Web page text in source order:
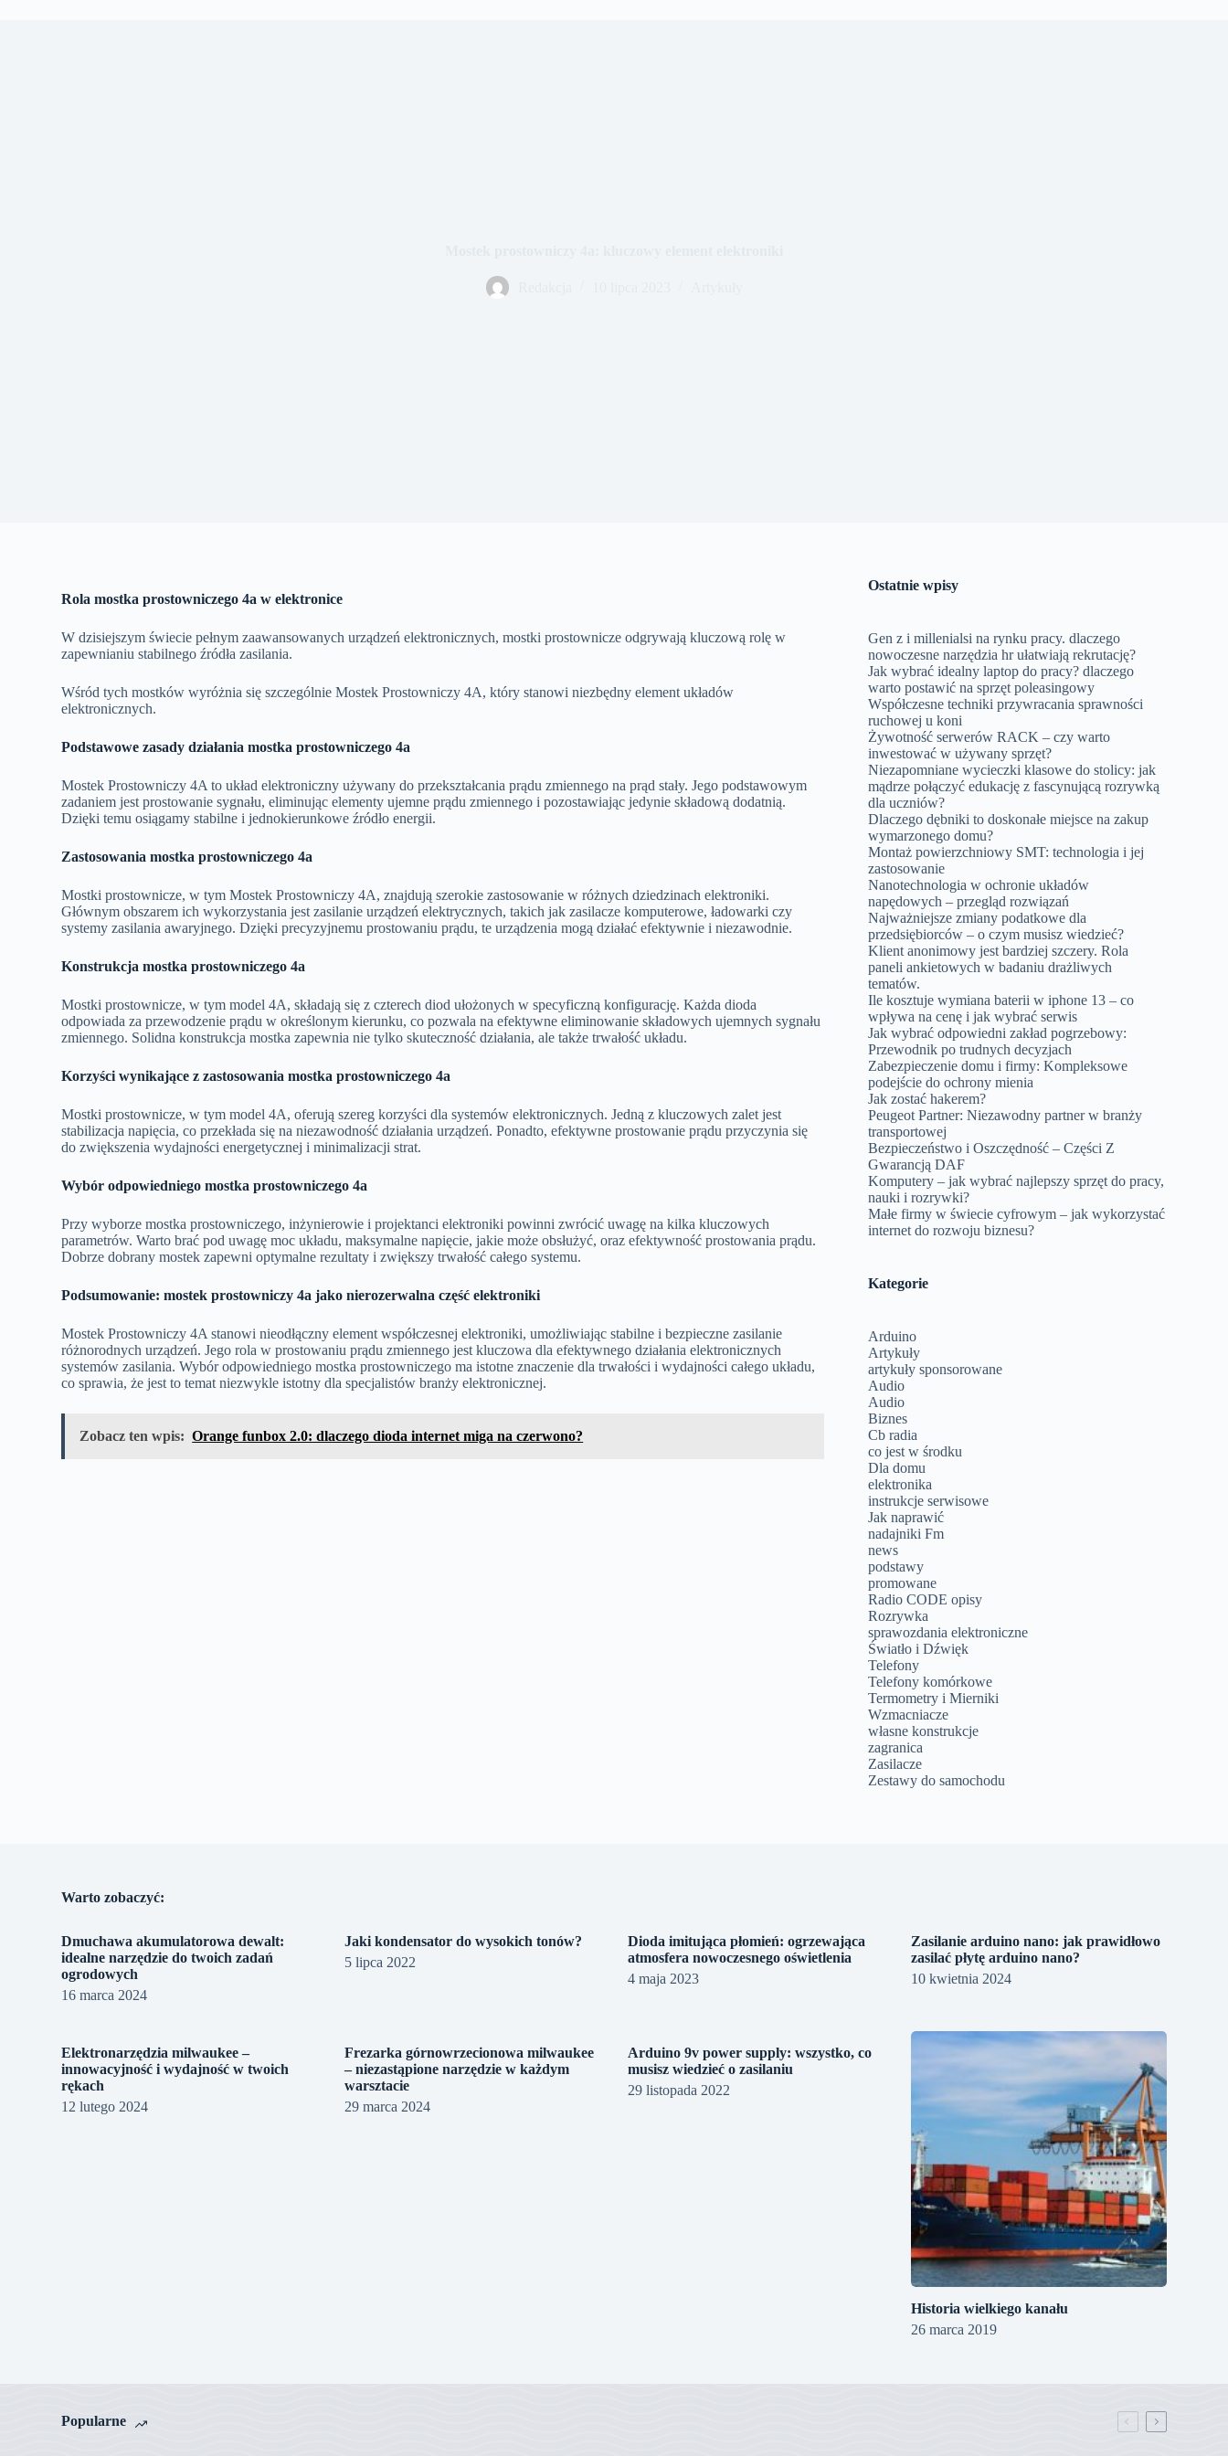
Rola mostka prostowniczego 4a w elektronice
W dzisiejszym świecie pełnym zaawansowanych urządzeń elektronicznych, mostki prostownicze odgrywają kluczową rolę w
zapewnianiu stabilnego źródła zasilania.
Wśród tych mostków wyróżnia się szczególnie Mostek Prostowniczy 4A, który stanowi niezbędny element układów
elektronicznych.
Podstawowe zasady działania mostka prostowniczego 4a
Mostek Prostowniczy 4A to układ elektroniczny używany do przekształcania prądu zmiennego na prąd stały. Jego podstawowym
zadaniem jest prostowanie sygnału, eliminując elementy ujemne prądu zmiennego i pozostawiając jedynie składową dodatnią.
Dzięki temu osiągamy stabilne i jednokierunkowe źródło energii.
Zastosowania mostka prostowniczego 4a
Mostki prostownicze, w tym Mostek Prostowniczy 4A, znajdują szerokie zastosowanie w różnych dziedzinach elektroniki.
Głównym obszarem ich wykorzystania jest zasilanie urządzeń elektrycznych, takich jak zasilacze komputerowe, ładowarki czy
systemy zasilania awaryjnego. Dzięki precyzyjnemu prostowaniu prądu, te urządzenia mogą działać efektywnie i niezawodnie.
Konstrukcja mostka prostowniczego 4a
Mostki prostownicze, w tym model 4A, składają się z czterech diod ułożonych w specyficzną konfigurację. Każda dioda
odpowiada za przewodzenie prądu w określonym kierunku, co pozwala na efektywne eliminowanie składowych ujemnych sygnału
zmiennego. Solidna konstrukcja mostka zapewnia nie tylko skuteczność działania, ale także trwałość układu.
Korzyści wynikające z zastosowania mostka prostowniczego 4a
Mostki prostownicze, w tym model 4A, oferują szereg korzyści dla systemów elektronicznych. Jedną z kluczowych zalet jest
stabilizacja napięcia, co przekłada się na niezawodność działania urządzeń. Ponadto, efektywne prostowanie prądu przyczynia się
do zwiększenia wydajności energetycznej i minimalizacji strat.
Wybór odpowiedniego mostka prostowniczego 4a
Przy wyborze mostka prostowniczego, inżynierowie i projektanci elektroniki powinni zwrócić uwagę na kilka kluczowych
parametrów. Warto brać pod uwagę moc układu, maksymalne napięcie, jakie może obsłużyć, oraz efektywność prostowania prądu.
Dobrze dobrany mostek zapewni optymalne rezultaty i zwiększy trwałość całego systemu.
Podsumowanie: mostek prostowniczy 4a jako nierozerwalna część elektroniki
Mostek Prostowniczy 4A stanowi nieodłączny element współczesnej elektroniki, umożliwiając stabilne i bezpieczne zasilanie
różnorodnych urządzeń. Jego rola w prostowaniu prądu zmiennego jest kluczowa dla efektywnego działania elektronicznych
systemów zasilania. Wybór odpowiedniego mostka prostowniczego ma istotne znaczenie dla trwałości i wydajności całego układu,
co sprawia, że jest to temat niezwykle istotny dla specjalistów branży elektronicznej.
Zobacz ten wpis: Orange funbox 2.0: dlaczego dioda internet miga na czerwono?
Ostatnie wpisy
Gen z i millenialsi na rynku pracy. dlaczego
nowoczesne narzędzia hr ułatwiają rekrutację?
Jak wybrać idealny laptop do pracy? dlaczego
warto postawić na sprzęt poleasingowy
Współczesne techniki przywracania sprawności
ruchowej u koni
Żywotność serwerów RACK – czy warto
inwestować w używany sprzęt?
Niezapomniane wycieczki klasowe do stolicy: jak
mądrze połączyć edukację z fascynującą rozrywką
dla uczniów?
Dlaczego dębniki to doskonałe miejsce na zakup
wymarzonego domu?
Montaż powierzchniowy SMT: technologia i jej
zastosowanie
Nanotechnologia w ochronie układów
napędowych – przegląd rozwiązań
Najważniejsze zmiany podatkowe dla
przedsiębiorców – o czym musisz wiedzieć?
Klient anonimowy jest bardziej szczery. Rola
paneli ankietowych w badaniu drażliwych
tematów.
Ile kosztuje wymiana baterii w iphone 13 – co
wpływa na cenę i jak wybrać serwis
Jak wybrać odpowiedni zakład pogrzebowy:
Przewodnik po trudnych decyzjach
Zabezpieczenie domu i firmy: Kompleksowe
podejście do ochrony mienia
Jak zostać hakerem?
Peugeot Partner: Niezawodny partner w branży
transportowej
Bezpieczeństwo i Oszczędność – Części Z
Gwarancją DAF
Komputery – jak wybrać najlepszy sprzęt do pracy,
nauki i rozrywki?
Małe firmy w świecie cyfrowym – jak wykorzystać
internet do rozwoju biznesu?
Kategorie
Arduino
Artykuły
artykuły sponsorowane
Audio
Audio
Biznes
Cb radia
co jest w środku
Dla domu
elektronika
instrukcje serwisowe
Jak naprawić
nadajniki Fm
news
podstawy
promowane
Radio CODE opisy
Rozrywka
sprawozdania elektroniczne
Światło i Dźwięk
Telefony
Telefony komórkowe
Termometry i Mierniki
Wzmacniacze
własne konstrukcje
zagranica
Zasilacze
Zestawy do samochodu
Warto zobaczyć:
Dmuchawa akumulatorowa dewalt:
idealne narzędzie do twoich zadań
ogrodowych
16 marca 2024
Jaki kondensator do wysokich tonów?
5 lipca 2022
Dioda imitująca płomień: ogrzewająca
atmosfera nowoczesnego oświetlenia
4 maja 2023
Zasilanie arduino nano: jak prawidłowo
zasilać płytę arduino nano?
10 kwietnia 2024
Elektronarzędzia milwaukee –
innowacyjność i wydajność w twoich
rękach
12 lutego 2024
Frezarka górnowrzecionowa milwaukee
– niezastąpione narzędzie w każdym
warsztacie
29 marca 2024
Arduino 9v power supply: wszystko, co
musisz wiedzieć o zasilaniu
29 listopada 2022
Historia wielkiego kanału
26 marca 2019
Popularne